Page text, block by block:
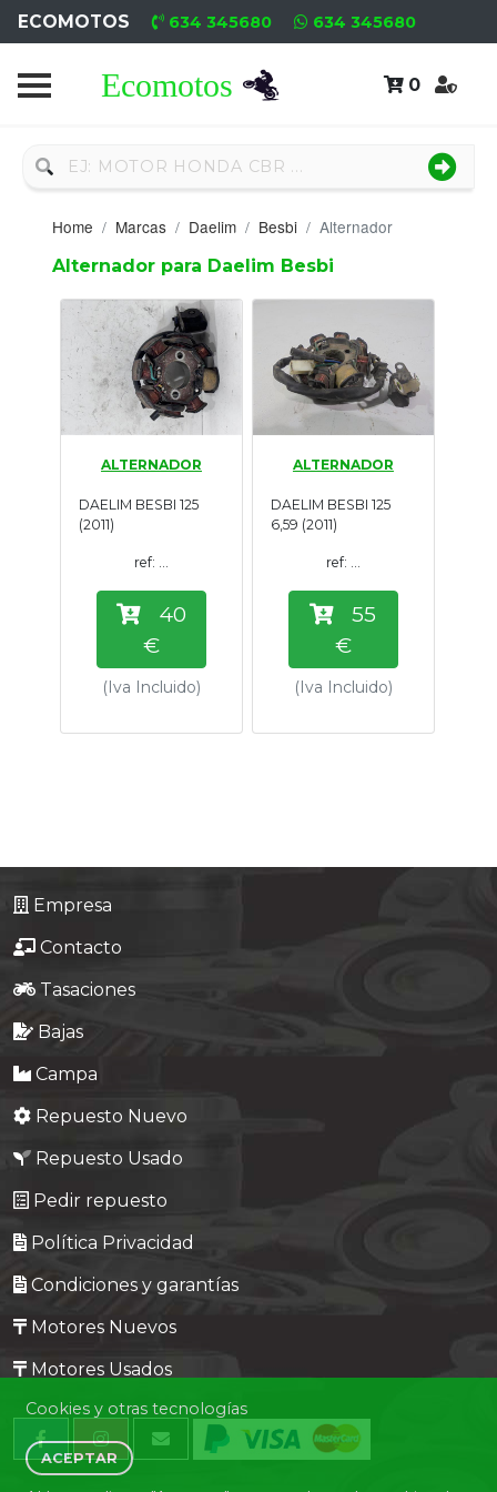
ECOMOTOS 634 345680 634 345680
0
Home
Nuevo
Neumáticos
Campa
Motores
Nuevos
Motores
Usados
Tasaciones
Formulario
Empresa
Contacto
Home Marcas Daelim Besbi Alternador
Alternador para Daelim Besbi
ALTERNADOR
DAELIM BESBI 125
(2011)
ref: ...
40
€
(Iva Incluido)
ALTERNADOR
DAELIM BESBI 125
6,59 (2011)
ref: ...
55
€
(Iva Incluido)
Empresa
Contacto
Tasaciones
Bajas
Campa
Repuesto Nuevo
Repuesto Usado
Pedir repuesto
Política Privacidad
Condiciones y garantías
Motores Nuevos
Motores Usados
Cookies y otras tecnologías
ACEPTAR